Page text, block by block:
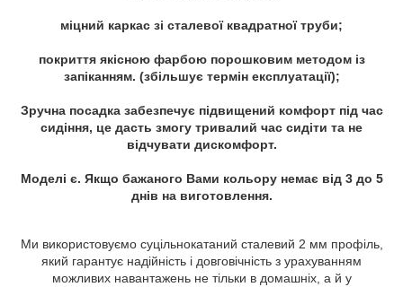
міцний каркас зі сталевої квадратної труби;
покриття якісною фарбою порошковим методом із
запіканням. (збільшує термін експлуатації);
Зручна посадка забезпечує підвищений комфорт під час
сидіння, це дасть змогу тривалий час сидіти та не
відчувати дискомфорт.
Моделі є. Якщо бажаного Вами кольору немає від 3 до 5
днів на виготовлення.
Ми використовуємо суцільнокатаний сталевий 2 мм профіль,
який гарантує надійність і довговічність з урахуванням
можливих навантажень не тільки в домашніх, а й у